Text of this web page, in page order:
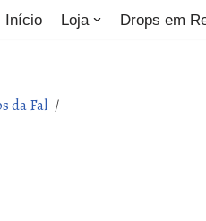
Início Loja Drops em
da Fal